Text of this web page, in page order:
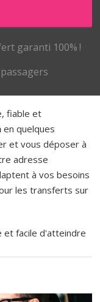
garanti 100% !
fiable et
en quelques
et vous déposer à
adresse
à vos besoins
les transferts sur
et facile d'atteindre